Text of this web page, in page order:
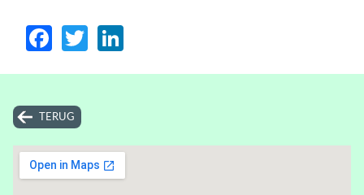
TERUG
Facebook
Twitter